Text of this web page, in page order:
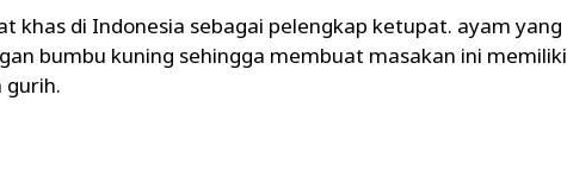
khas di Indonesia sebagai pelengkap ketupat. ayam yang
bumbu kuning sehingga membuat masakan ini memiliki
gurih.